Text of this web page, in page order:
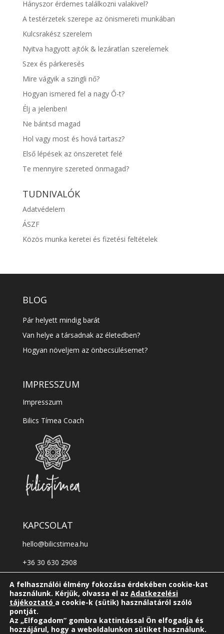
Hányszor érdemes találkozni valakivel?
A testérzetek szerepe az önismereti munkában
Kulcsrakész szerelem
Nyitva hagyott ajtók & lezáratlan szerelemek
Szex és párkeresés
Mire vágyik a szingli nő?
Hogyan ismered fel a nagy Ő-t?
Élj a jelenben!
Ne bántsd magad
Hol vagy most és hová tartasz?
Első lépések az önszeretet felé
Te mennyire szereted önmagad?
TUDNIVALÓK
Adatvédelem
ÁSZF
Közös munka keretei és fizetési feltételek
BLOG
Pár helyett mindig barát
Van helye a társadnak az életedben?
Hogyan növeljem az önbecsülésemet?
IMPRESSZUM
Impresszum
Bilics Tímea Coach
KAPCSOLAT
hello@bilicstimea.hu
+36 30 630 2908
Kövess a facebookon!
Kövess az instagramon!
A felhasználói élmény fokozása érdekében cookie-kat
használunk. Kérjük, olvassa el az Adatkezelési
tájékoztató a cookie-k (sütik) használatáról szóló
pontját.
Az „Elfogadom” gombra kattintással Ön elfogadja és
hozzájárul, hogy a weboldalunkon sütiket használunk.